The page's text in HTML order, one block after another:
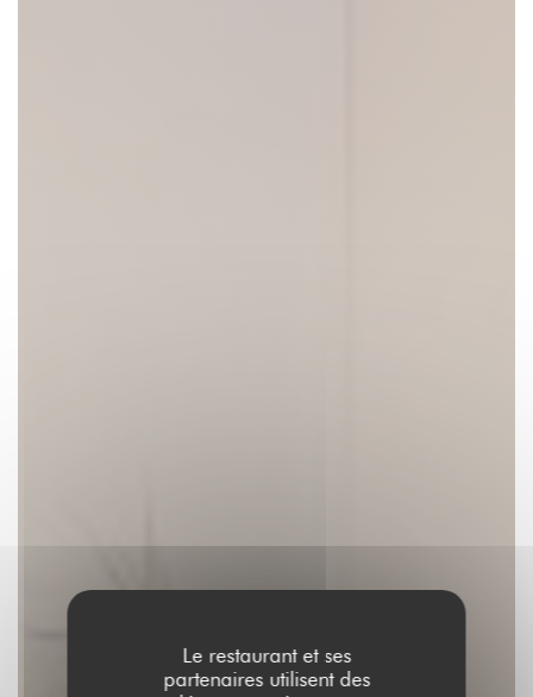
Le restaurant et ses
partenaires utilisent des